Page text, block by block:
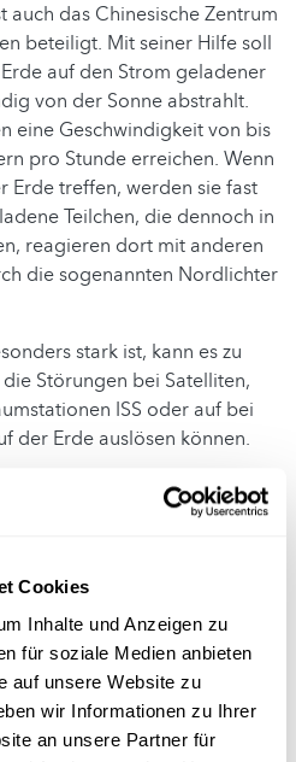
Cookies
Inhalte und Anzeigen zu
für soziale Medien anbieten
auf unsere Website zu
wir Informationen zu Ihrer
an unsere Partner für
auch das Chinesische Zentrum
beteiligt. Mit seiner Hilfe soll
auf den Strom geladener
von der Sonne abstrahlt.
eine Geschwindigkeit von bis
pro Stunde erreichen. Wenn
Erde treffen, werden sie fast
Teilchen, die dennoch in
reagieren dort mit anderen
die sogenannten Nordlichter
stark ist, kann es zu
Störungen bei Satelliten,
ISS oder auf bei
der Erde auslösen können.
Südpol in 5000 Metern Höhe
an eine Basis auf der
Kilometern. Der Satellit
bis 2023 von Arianespace
Jahr ist das italienische
C-Flüge verantwortlich.